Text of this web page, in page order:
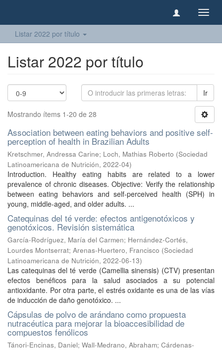
Listar 2022 por título
Listar 2022 por título
Ir
Mostrando ítems 1-20 de 28
Association between eating behaviors and positive self-
perception of health in Brazilian Adults
Kretschmer, Andressa Carine; Loch, Mathias Roberto (Sociedad
Latinoamericana de Nutrición, 2022-04)
Introduction. Healthy eating habits are related to a lower
prevalence of chronic diseases. Objective: Verify the relationship
between eating behaviors and self-perceived health (SPH) in
young, middle-aged, and older adults. ...
Catequinas del té verde: efectos antigenotóxicos y
genotóxicos. Revisión sistemática
García-Rodríguez, María del Carmen; Hernández-Cortés,
Lourdes Montserrat; Arenas-Huertero, Francisco (Sociedad
Latinoamericana de Nutrición, 2022-06-13)
Las catequinas del té verde (Camellia sinensis) (CTV) presentan
efectos benéficos para la salud asociados a su potencial
antioxidante. Por otra parte, el estrés oxidante es una de las vías
de inducción de daño genotóxico. ...
Cápsulas de polvo de arándano como propuesta
nutracéutica para mejorar la bioaccesibilidad de
compuestos fenólicos
Tánori-Encinas, Daniel; Wall-Medrano, Abraham; Cárdenas-